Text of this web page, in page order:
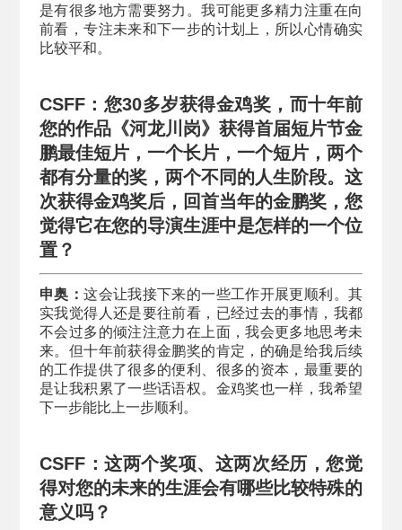
是有很多地方需要努力。我可能更多精力注重在向
前看，专注未来和下一步的计划上，所以心情确实
比较平和。
CSFF：您30多岁获得金鸡奖，而十年前
您的作品《河龙川岗》获得首届短片节金
鹏最佳短片，一个长片，一个短片，两个
都有分量的奖，两个不同的人生阶段。这
次获得金鸡奖后，回首当年的金鹏奖，您
觉得它在您的导演生涯中是怎样的一个位
置？
申奥：这会让我接下来的一些工作开展更顺利。其
实我觉得人还是要往前看，已经过去的事情，我都
不会过多的倾注注意力在上面，我会更多地思考未
来。但十年前获得金鹏奖的肯定，的确是给我后续
的工作提供了很多的便利、很多的资本，最重要的
是让我积累了一些话语权。金鸡奖也一样，我希望
下一步能比上一步顺利。
CSFF：这两个奖项、这两次经历，您觉
得对您的未来的生涯会有哪些比较特殊的
意义吗？